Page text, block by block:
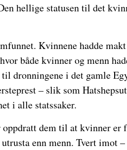
hellige statusen til det
Kvinnene hadde
både kvinner og menn
dronningene i det gamle
– slik som
i alle statssaker.
dem til at kvinner er
enn menn. Tvert imot –